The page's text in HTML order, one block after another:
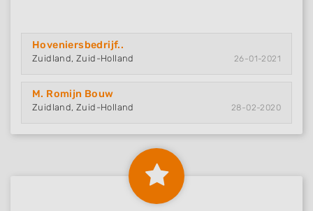
Hoveniersbedrijf..
Zuidland, Zuid-Holland 26-01-2021
M. Romijn Bouw
Zuidland, Zuid-Holland 28-02-2020